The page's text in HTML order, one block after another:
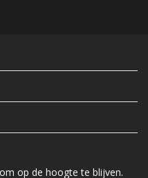
op de hoogte te blijven.